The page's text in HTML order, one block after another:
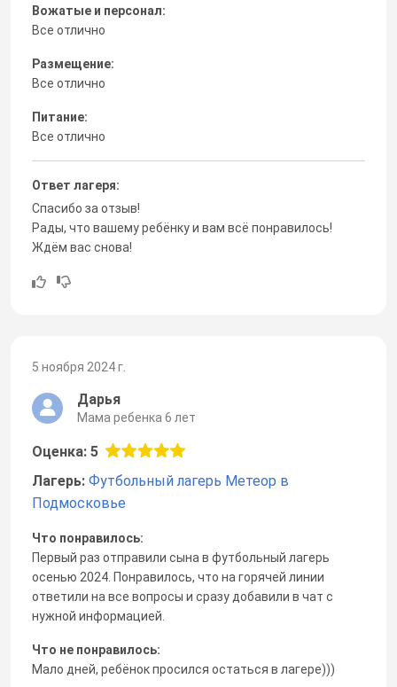
Вожатые и персонал:
Все отлично
Размещение:
Все отлично
Питание:
Все отлично
Ответ лагеря:
Спасибо за отзыв!
Рады, что вашему ребёнку и вам всё понравилось!
Ждём вас снова!
5 ноября 2024 г.
Дарья
Мама ребенка 6 лет
Оценка: 5
Лагерь: Футбольный лагерь Метеор в
Подмосковье
Что понравилось:
Первый раз отправили сына в футбольный лагерь
осенью 2024. Понравилось, что на горячей линии
ответили на все вопросы и сразу добавили в чат с
нужной информацией.
Что не понравилось:
Мало дней, ребёнок просился остаться в лагере)))